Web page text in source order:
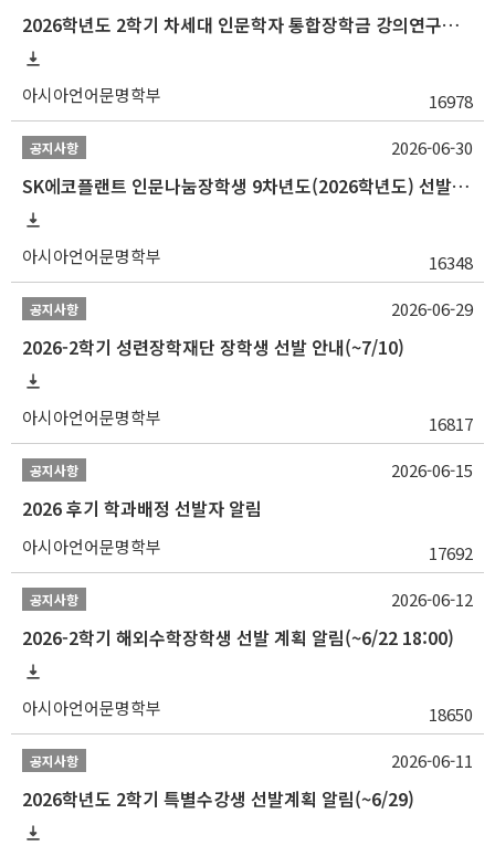
2026학년도 2학기 차세대 인문학자 통합장학금 강의연구조교 선발 안내(~7/8)
아시아언어문명학부 16978
공지사항
SK에코플랜트 인문나눔장학생 9차년도(2026학년도) 선발 안내(~7/20)
아시아언어문명학부 16348
2026-06-30
공지사항
2026-2학기 성련장학재단 장학생 선발 안내(~7/10)
아시아언어문명학부 16817
2026-06-29
공지사항
2026 후기 학과배정 선발자 알림
아시아언어문명학부 17692
2026-06-15
공지사항
2026-2학기 해외수학장학생 선발 계획 알림(~6/22 18:00)
아시아언어문명학부 18650
2026-06-12
공지사항
2026학년도 2학기 특별수강생 선발계획 알림(~6/29)
2026-06-11